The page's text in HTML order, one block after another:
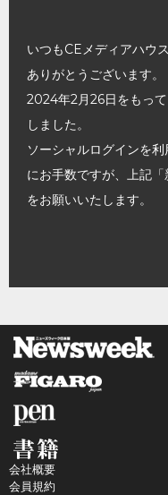
いつもCEメディアハウ
ありがとうございます。
2024年2月26日をもっ
しました。
ソーシャルログインを
にお手数ですが、上記
をお願いいたします。
会社概要
会員規約